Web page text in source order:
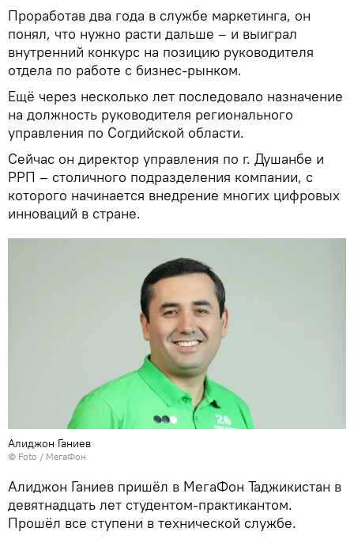
Проработав два года в службе маркетинга, он
понял, что нужно расти дальше – и выиграл
внутренний конкурс на позицию руководителя
отдела по работе с бизнес-рынком.
Ещё через несколько лет последовало назначение
на должность руководителя регионального
управления по Согдийской области.
Сейчас он директор управления по г. Душанбе и
РРП – столичного подразделения компании, с
которого начинается внедрение многих цифровых
инноваций в стране.
Алиджон Ганиев
© Foto / МегаФон
Алиджон Ганиев пришёл в МегаФон Таджикистан в
девятнадцать лет студентом-практикантом.
Прошёл все ступени в технической службе.